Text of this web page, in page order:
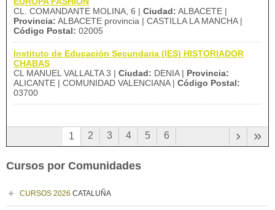
CL. COMANDANTE MOLINA, 6 | Ciudad: ALBACETE |
Provincia: ALBACETE provincia | CASTILLA LA MANCHA |
Código Postal: 02005
Instituto de Educación Secundaria (IES) HISTORIADOR
CHABAS
CL MANUEL VALLALTA 3 | Ciudad: DENIA | Provincia:
ALICANTE | COMUNIDAD VALENCIANA | Código Postal:
03700
1 2 3 4 5 6 »
›
Cursos por Comunidades
CURSOS 2026 CATALUÑA